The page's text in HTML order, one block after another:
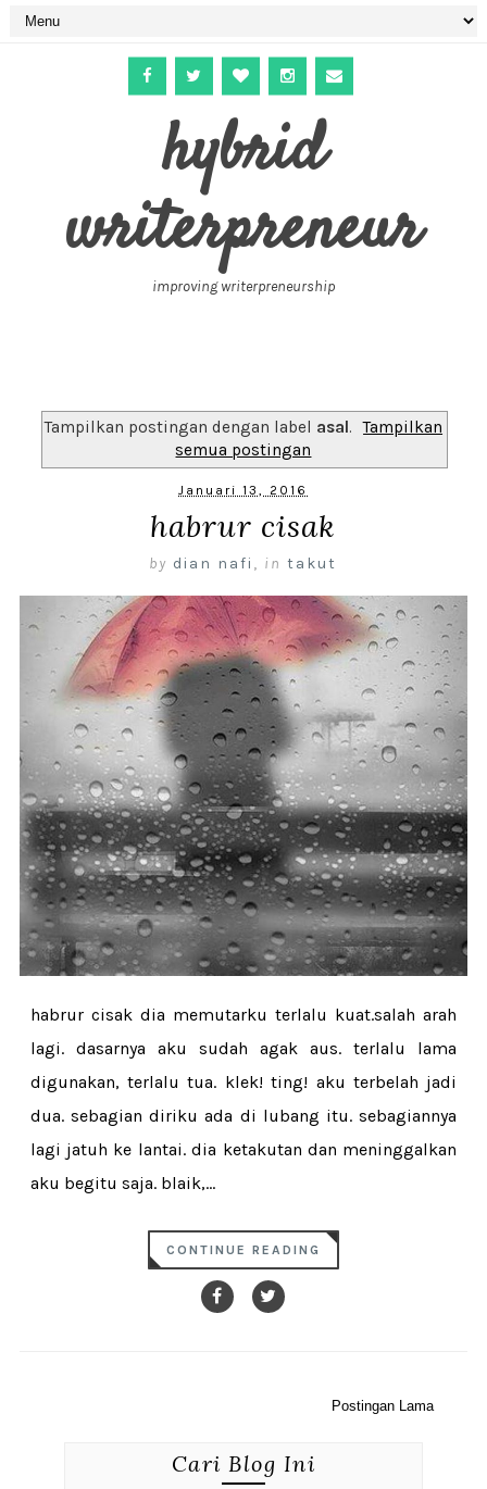
hybrid
writerpreneur
improving writerpreneurship
Tampilkan postingan dengan label asal.
Tampilkan
semua postingan
Januari 13, 2016
habrur cisak
by dian nafi , in takut
habrur cisak dia memutarku terlalu kuat.salah arah
lagi. dasarnya aku sudah agak aus. terlalu lama
digunakan, terlalu tua. klek! ting! aku terbelah jadi
dua. sebagian diriku ada di lubang itu. sebagiannya
lagi jatuh ke lantai. dia ketakutan dan meninggalkan
aku begitu saja. blaik,...
CONTINUE READING
Postingan Lama
Cari Blog Ini